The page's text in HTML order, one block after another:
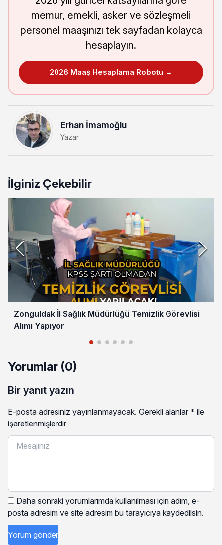
memur, emekli, asker ve sözleşmeli
personel maaşınızı tek sayfadan kolayca
hesaplayın.
2026 Maaş Hesaplama Robotu →
Erhan İmamoğlu
Yazar
İlginiz Çekebilir
Zonguldak İl Sağlık Müdürlüğü Temizlik Görevlisi
Alımı Yapıyor
Yorumlar (0)
Bir yanıt yazın
E-posta adresiniz yayınlanmayacak. Gerekli alanlar * ile
işaretlenmişlerdir
Daha sonraki yorumlarımda kullanılması için adım, e-
posta adresim ve site adresim bu tarayıcıya kaydedilsin.